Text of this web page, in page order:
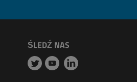
ŚLEDŹ NAS